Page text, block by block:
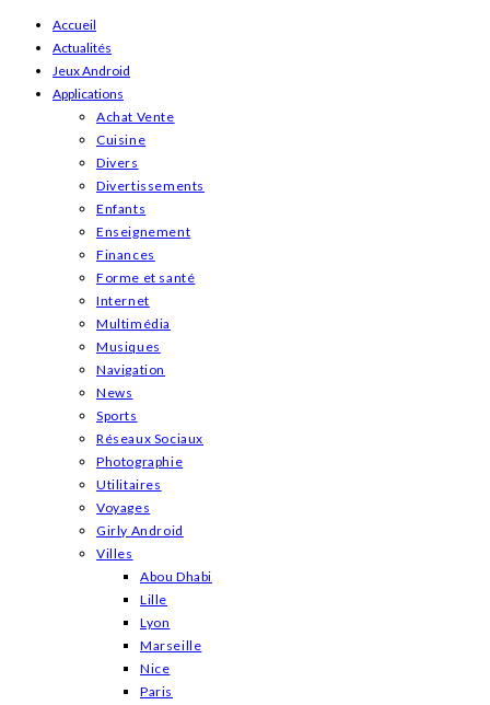
Skip
content
Accueil
Actualités
Jeux Android
Applications
Achat Vente
Cuisine
Divers
Divertissements
Enfants
Enseignement
Finances
Forme et santé
Internet
Multimédia
Musiques
Navigation
News
Sports
Réseaux Sociaux
Photographie
Utilitaires
Voyages
Girly Android
Villes
Abou Dhabi
Lille
Lyon
Marseille
Nice
Paris